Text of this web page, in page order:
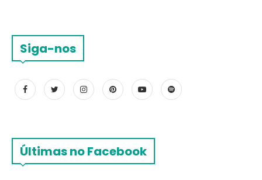
Siga-nos
Últimas no Facebook